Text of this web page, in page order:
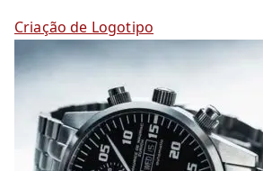
Criação de Logotipo